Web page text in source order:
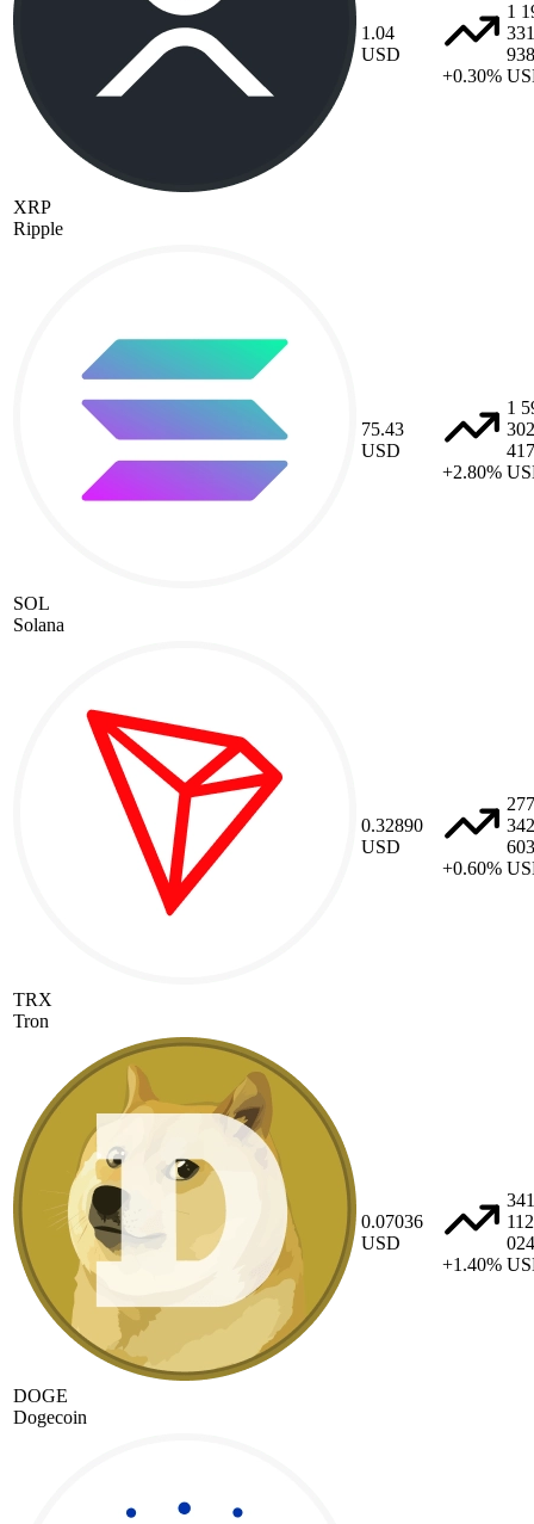
XRP
Ripple
1.04
USD
+0.30%
1
331
938
SOL
Solana
75.43
USD
+2.80%
1
302
417
TRX
Tron
0.32890
USD
+0.60%
277
342
603
DOGE
Dogecoin
0.07036
USD
+1.40%
341
112
024